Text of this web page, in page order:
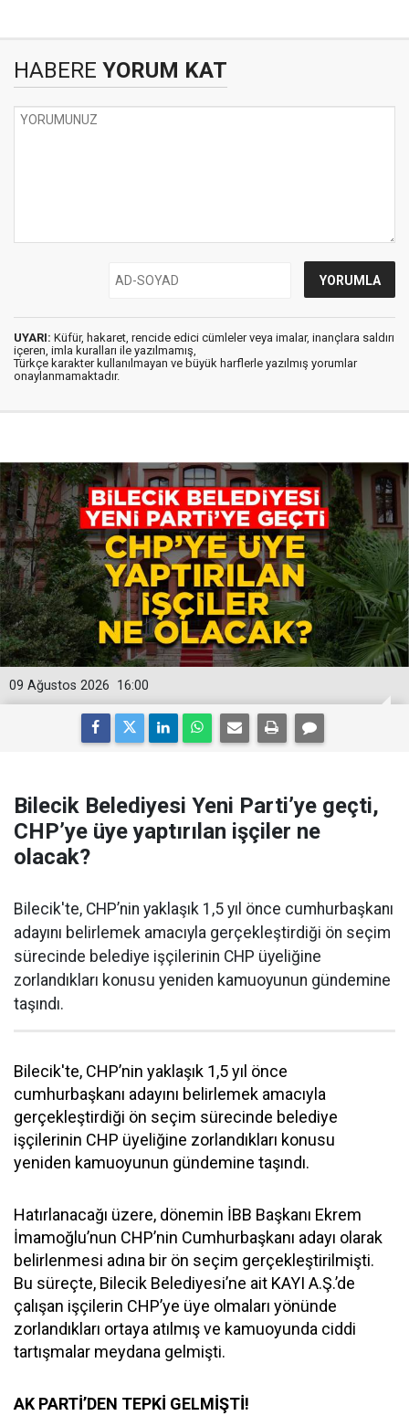
HABERE YORUM KAT
UYARI: Küfür, hakaret, rencide edici cümleler veya imalar, inançlara saldırı
içeren, imla kuralları ile yazılmamış,
Türkçe karakter kullanılmayan ve büyük harflerle yazılmış yorumlar
onaylanmamaktadır.
16:00
09 Ağustos 2026
Bilecik Belediyesi Yeni Parti’ye geçti,
CHP’ye üye yaptırılan işçiler ne
olacak?
Bilecik'te, CHP’nin yaklaşık 1,5 yıl önce cumhurbaşkanı
adayını belirlemek amacıyla gerçekleştirdiği ön seçim
sürecinde belediye işçilerinin CHP üyeliğine
zorlandıkları konusu yeniden kamuoyunun gündemine
taşındı.
Bilecik'te, CHP’nin yaklaşık 1,5 yıl önce
cumhurbaşkanı adayını belirlemek amacıyla
gerçekleştirdiği ön seçim sürecinde belediye
işçilerinin CHP üyeliğine zorlandıkları konusu
yeniden kamuoyunun gündemine taşındı.
Hatırlanacağı üzere, dönemin İBB Başkanı Ekrem
İmamoğlu’nun CHP’nin Cumhurbaşkanı adayı olarak
belirlenmesi adına bir ön seçim gerçekleştirilmişti.
Bu süreçte, Bilecik Belediyesi’ne ait KAYI A.Ş.’de
çalışan işçilerin CHP’ye üye olmaları yönünde
zorlandıkları ortaya atılmış ve kamuoyunda ciddi
tartışmalar meydana gelmişti.
AK PARTİ’DEN TEPKİ GELMİŞTİ!